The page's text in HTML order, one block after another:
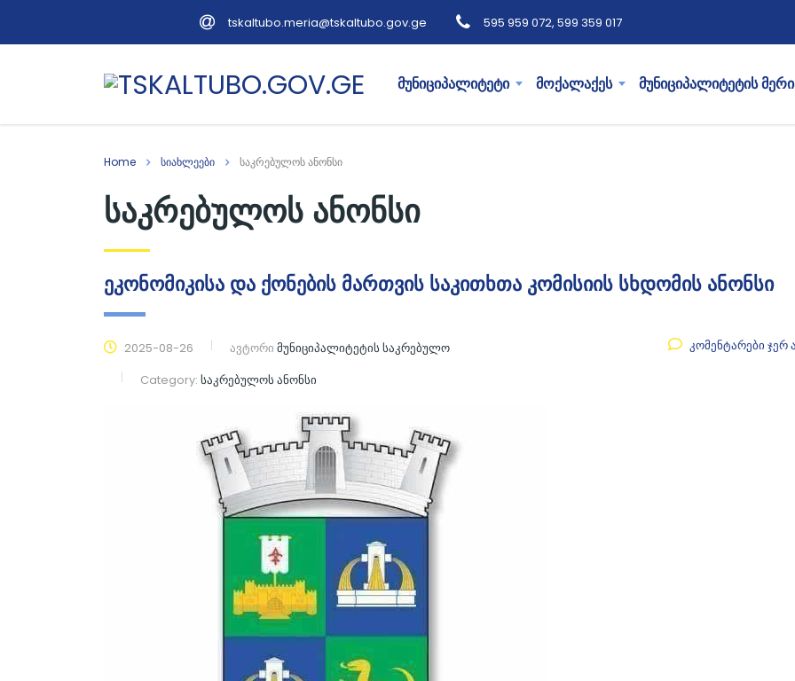
tskaltubo.meria@tskaltubo.gov.ge 595 959 072, 599 359 017
მუნიციპალიტეტი მოქალაქეს მუნიციპალიტეტის
Home სიახლეები საკრებულოს ანონსი
საკრებულოს ანონსი
ეკონომიკისა და ქონების მართვის საკითხთა კომისიის სხდომის ანონსი
2025-08-26 ავტორი მუნიციპალიტეტის საკრებულო
Category: საკრებულოს ანონსი
კომენტარები ჯერ